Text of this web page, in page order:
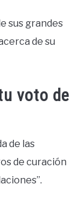
sus grandes
de su
voto de
de las
de curación